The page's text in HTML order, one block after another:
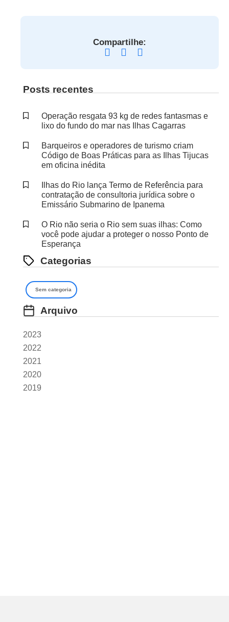
Compartilhe:
Posts recentes
Operação resgata 93 kg de redes fantasmas e
lixo do fundo do mar nas Ilhas Cagarras
Barqueiros e operadores de turismo criam
Código de Boas Práticas para as Ilhas Tijucas
em oficina inédita
Ilhas do Rio lança Termo de Referência para
contratação de consultoria jurídica sobre o
Emissário Submarino de Ipanema
O Rio não seria o Rio sem suas ilhas: Como
você pode ajudar a proteger o nosso Ponto de
Esperança
Categorias
Sem categoria
Arquivo
2023
2022
2021
2020
2019